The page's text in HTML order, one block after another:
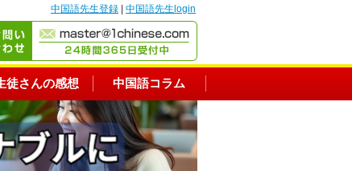
中国語先生登録 中国語先生login
徒さんの感想 中国語コラム